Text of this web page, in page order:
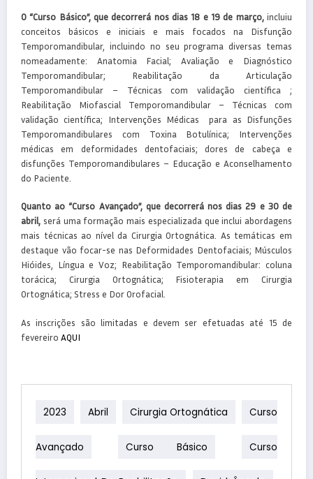
O “Curso Básico”, que decorrerá nos dias 18 e 19 de março,incluiu
conceitos básicos e iniciais e mais focados na Disfunção
Temporomandibular, incluindo no seu programa diversas temas
nomeadamente: Anatomia Facial; Avaliação e Diagnóstico
Temporomandibular; Reabilitação da Articulação
Temporomandibular – Técnicas com validação científica ;
Reabilitação Miofascial Temporomandibular – Técnicas com
validação científica; Intervenções Médicas para as Disfunções
Temporomandibulares com Toxina Botulínica; Intervenções
médicas em deformidades dentofaciais; dores de cabeça e
disfunções Temporomandibulares – Educação e Aconselhamento
do Paciente.
Quanto ao “Curso Avançado”, que decorrerá nos dias 29 e 30 de
abril, será uma formação mais especializada que inclui abordagens
mais técnicas ao nível da Cirurgia Ortognática. As temáticas em
destaque vão focar-se nas Deformidades Dentofaciais; Músculos
Hióides, Língua e Voz; Reabilitação Temporomandibular: coluna
torácica; Cirurgia Ortognática; Fisioterapia em Cirurgia
Ortognática; Stress e Dor Orofacial.
As inscrições são limitadas e devem ser efetuadas até 15 de
fevereiro AQUI
2023 Abril Cirurgia Ortognática Curso
Avançado Curso Básico Curso